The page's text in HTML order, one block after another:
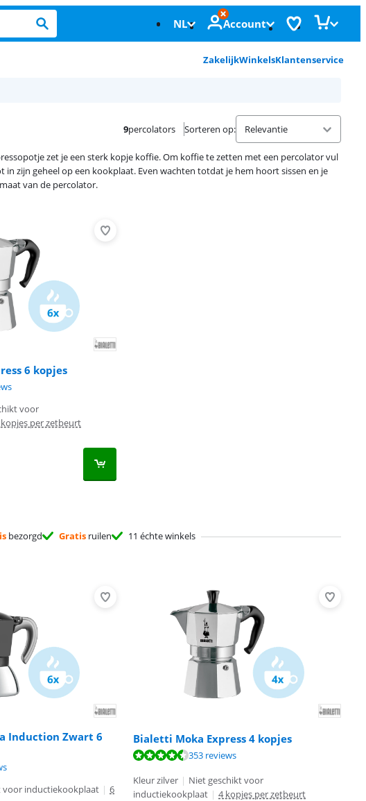
NL Account
ZakelijkWinkelsKlantenservice
9percolators Sorteren op:
zet je een sterk kopje koffie. Om koffie te zetten met een percolator vul
zijn geheel op een kookplaat. Even wachten totdat je hem hoort sissen en je
van de percolator.
6 kopjes
voor
per zetbeurt
bezorgd Gratis ruilen 11 échte winkels
Induction Zwart 6
voor inductiekookplaat | 6
Bialetti Moka Express 4 kopjes
353 reviews
Kleur zilver | Niet geschikt voor
inductiekookplaat | 4 kopjes per zetbeurt